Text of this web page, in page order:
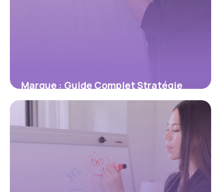
Marque : Guide Complet Stratégie
Branding 2026